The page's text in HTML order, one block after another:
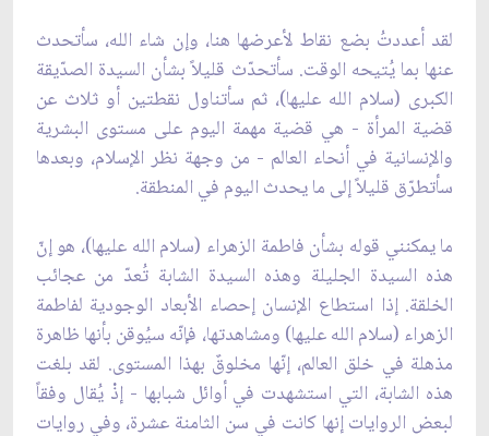
لقد أعددتُ بضع نقاط لأعرضها هنا، وإن شاء الله، سأتحدث
عنها بما يُتيحه الوقت. سأتحدّث قليلاً بشأن السيدة الصدّيقة
الكبرى (سلام الله عليها)، ثم سأتناول نقطتين أو ثلاث عن
قضية المرأة - هي قضية مهمة اليوم على مستوى البشرية
والإنسانية في أنحاء العالم - من وجهة نظر الإسلام، وبعدها
سأتطرّق قليلاً إلى ما يحدث اليوم في المنطقة.
ما يمكنني قوله بشأن فاطمة الزهراء (سلام الله عليها)، هو إنّ
هذه السيدة الجليلة وهذه السيدة الشابة تُعدّ من عجائب
الخلقة. إذا استطاع الإنسان إحصاء الأبعاد الوجودية لفاطمة
الزهراء (سلام الله عليها) ومشاهدتها، فإنّه سيُوقن بأنها ظاهرة
مذهلة في خلق العالم، إنّها مخلوقٌ بهذا المستوى. لقد بلغت
هذه الشابة، التي استشهدت في أوائل شبابها - إذْ يُقال وفقاً
لبعض الروايات إنها كانت في سن الثامنة عشرة، وفي روايات